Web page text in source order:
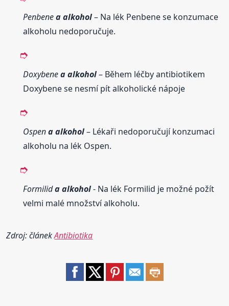
Penbenea alkohol– Na lék Penbene se konzumace
alkoholu nedoporučuje.
Doxybenea alkohol– Během léčby antibiotikem
Doxybene se nesmí pít alkoholické nápoje
Ospena alkohol– Lékaři nedoporučují konzumaci
alkoholu na lék Ospen.
Formilida alkohol- Na lék Formilid je možné požít
velmi malé množství alkoholu.
Zdroj: článekAntibiotika